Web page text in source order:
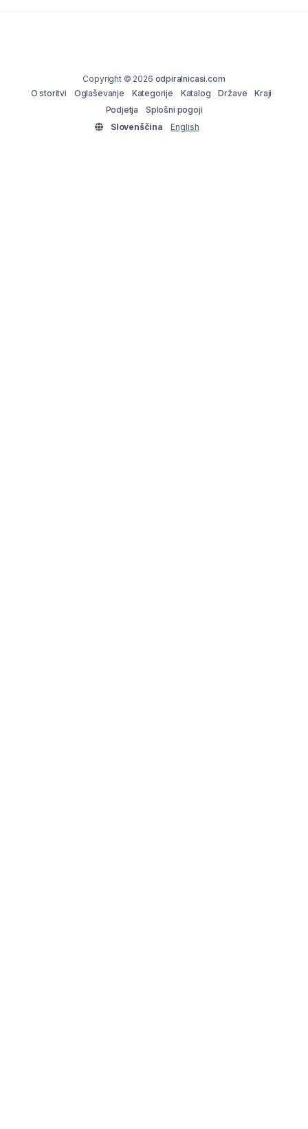
Copyright © 2026 odpiralnicasi.com
O storitvi
Oglaševanje Kategorije Katalog Države
Kraji
Podjetja
Splošni pogoji
Slovenščina
English